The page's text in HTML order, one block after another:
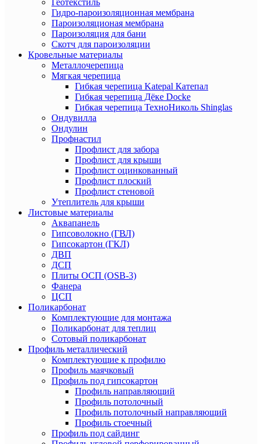
Гидро-пароизоляционная мембрана
Пароизоляционая мембрана
Пароизоляция для бани
Скотч для пароизоляции
Кровельные материалы
Металлочерепица
Мягкая черепица
Гибкая черепица Katepal Катепал
Гибкая черепица Дёке Docke
Гибкая черепица ТехноНиколь Shinglas
Ондувилла
Ондулин
Профнастил
Профлист для забора
Профлист для крыши
Профлист оцинкованный
Профлист плоский
Профлист стеновой
Утеплитель для крыши
Листовые материалы
Аквапанель
Гипсоволокно (ГВЛ)
Гипсокартон (ГКЛ)
ДВП
ДСП
Плиты ОСП (OSB-3)
Фанера
ЦСП
Поликарбонат
Комплектующие для монтажа
Поликарбонат для теплиц
Сотовый поликарбонат
Профиль металлический
Комплектующие к профилю
Профиль маячковый
Профиль под гипсокартон
Профиль направляющий
Профиль потолочный
Профиль потолочный направляющий
Профиль стоечный
Профиль под сайдинг